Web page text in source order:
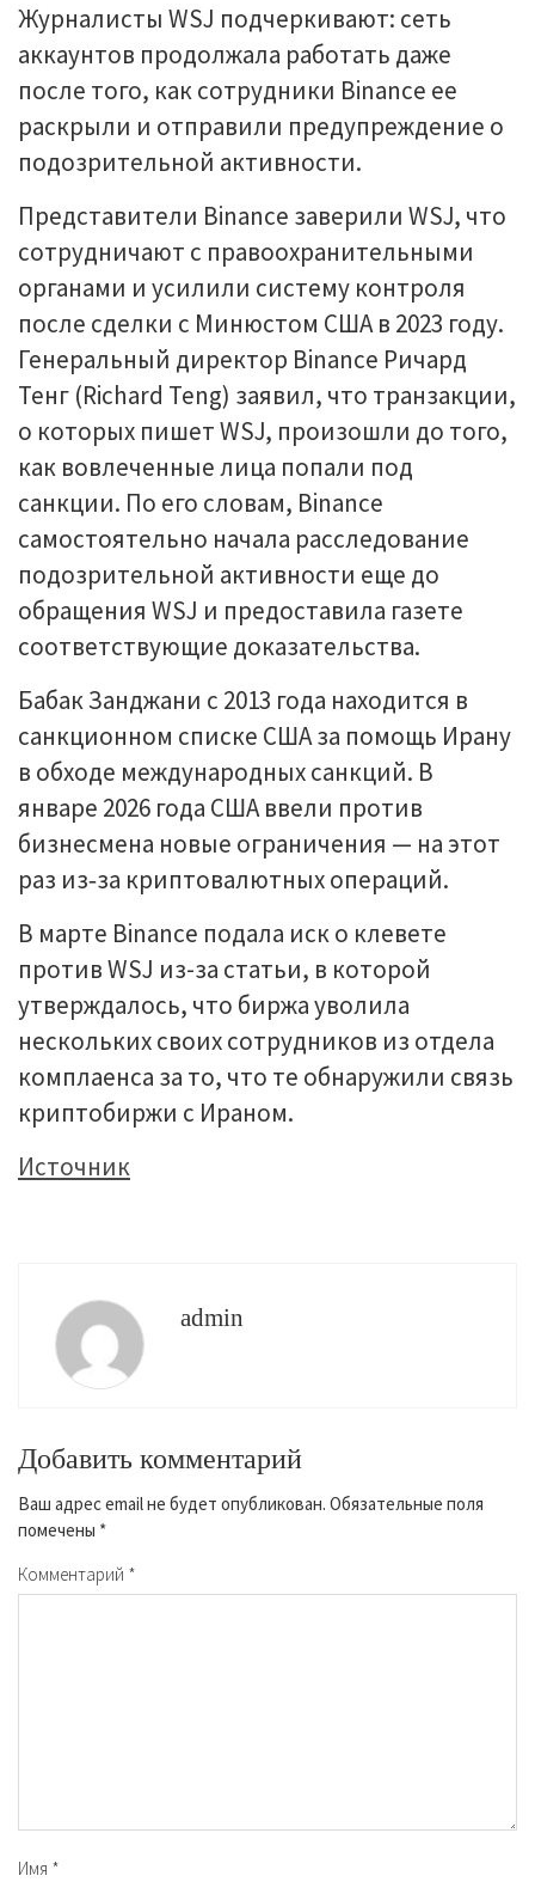
Журналисты WSJ подчеркивают: сеть
аккаунтов продолжала работать даже
после того, как сотрудники Binance ее
раскрыли и отправили предупреждение о
подозрительной активности.
Представители Binance заверили WSJ, что
сотрудничают с правоохранительными
органами и усилили систему контроля
после сделки с Минюстом США в 2023 году.
Генеральный директор Binance Ричард
Тенг (Richard Teng) заявил, что транзакции,
о которых пишет WSJ, произошли до того,
как вовлеченные лица попали под
санкции. По его словам, Binance
самостоятельно начала расследование
подозрительной активности еще до
обращения WSJ и предоставила газете
соответствующие доказательства.
Бабак Занджани с 2013 года находится в
санкционном списке США за помощь Ирану
в обходе международных санкций. В
январе 2026 года США ввели против
бизнесмена новые ограничения — на этот
раз из‑за криптовалютных операций.
В марте Binance подала иск о клевете
против WSJ из-за статьи, в которой
утверждалось, что биржа уволила
нескольких своих сотрудников из отдела
комплаенса за то, что те обнаружили связь
криптобиржи с Ираном.
Источник
admin
Добавить комментарий
Ваш адрес email не будет опубликован. Обязательные поля
помечены *
Комментарий *
Имя *